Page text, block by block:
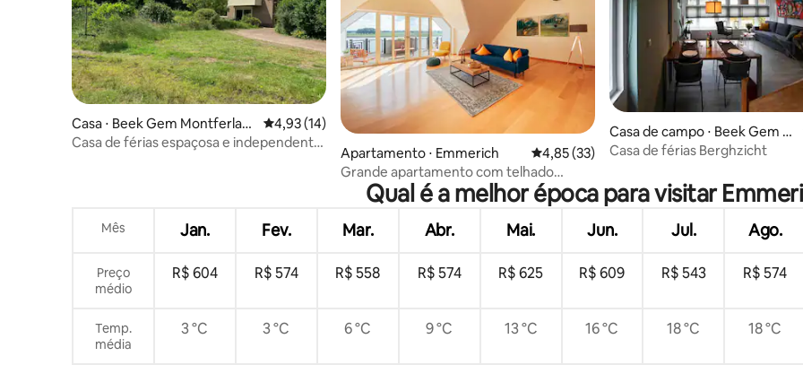
Casa ⋅ Beek Gem Montferlan
d
4,93 de uma avaliação média de 5, 14 avaliações
4,93 (14)
Casa de férias espaçosa e independente
Apartamento ⋅ Emmerich 4,85 de uma avaliação média de 5, 33
4,85 (33)
Grande apartamento com telhado
inclinado na Rheinpromenade
Casa de campo ⋅ Beek Gem M
ontferland
Casa de férias Berghzicht
Qual é a melhor época para visitar
Mês Jan. Fev. Mar. Abr. Mai. Jun. Jul. Ago.
Preço
médio
R$ 604 R$ 574 R$ 558 R$ 574 R$ 625 R$ 609 R$ 543 R$ 574
Temp.
média
3 °C 3 °C 6 °C 9 °C 13 °C 16 °C 18 °C 18 °C